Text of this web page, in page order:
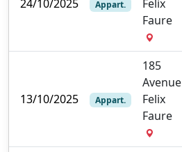
24/10/2025 Appart.
Felix
Faure
13/10/2025 Appart.
185
Avenue
Felix
Faure